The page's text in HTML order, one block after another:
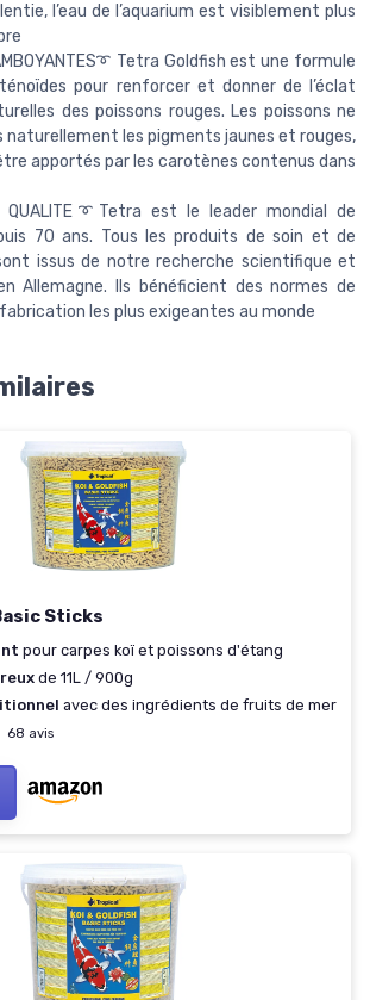
l’eau de l’aquarium est visiblement plus
Tetra Goldfish est une formule
pour renforcer et donner de l’éclat
des poissons rouges. Les poissons ne
les pigments jaunes et rouges,
apportés par les carotènes contenus dans
QUALITE➰Tetra est le leader mondial de
70 ans. Tous les produits de soin et de
issus de notre recherche scientifique et
Allemagne. Ils bénéficient des normes de
les plus exigeantes au monde
Sticks
pour carpes koï et poissons d'étang
de 11L / 900g
avec des ingrédients de fruits de mer
68 avis